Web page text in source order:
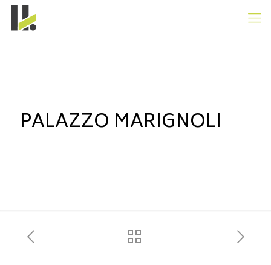
PALAZZO MARIGNOLI